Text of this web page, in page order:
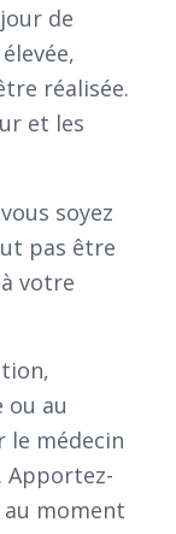
de
réalisée.
et les
soyez
pas être
votre
ou au
médecin
Apportez-
au moment